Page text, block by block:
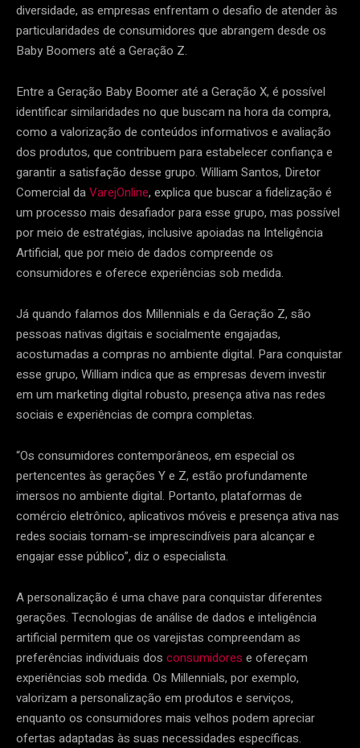
diversidade, as empresas enfrentam o desafio de atender às
particularidades de consumidores que abrangem desde os
Baby Boomers até a Geração Z.
Entre a Geração Baby Boomer até a Geração X, é possível
identificar similaridades no que buscam na hora da compra,
como a valorização de conteúdos informativos e avaliação
dos produtos, que contribuem para estabelecer confiança e
garantir a satisfação desse grupo. William Santos, Diretor
Comercial daVarejOnline, explica que buscar a fidelização é
um processo mais desafiador para esse grupo, mas possível
por meio de estratégias, inclusive apoiadas na Inteligência
Artificial, que por meio de dados compreende os
consumidores e oferece experiências sob medida.
Já quando falamos dos Millennials e da Geração Z, são
pessoas nativas digitais e socialmente engajadas,
acostumadas a compras no ambiente digital. Para conquistar
esse grupo, William indica que as empresas devem investir
em um marketing digital robusto, presença ativa nas redes
sociais e experiências de compra completas.
“Os consumidores contemporâneos, em especial os
pertencentes às gerações Y e Z, estão profundamente
imersos no ambiente digital. Portanto, plataformas de
comércio eletrônico, aplicativos móveis e presença ativa nas
redes sociais tornam-se imprescindíveis para alcançar e
engajar esse público”, diz o especialista.
A personalização é uma chave para conquistar diferentes
gerações. Tecnologias de análise de dados e inteligência
artificial permitem que os varejistas compreendam as
preferências individuais dos consumidores e ofereçam
experiências sob medida. Os Millennials, por exemplo,
valorizam a personalização em produtos e serviços,
enquanto os consumidores mais velhos podem apreciar
ofertas adaptadas às suas necessidades específicas.